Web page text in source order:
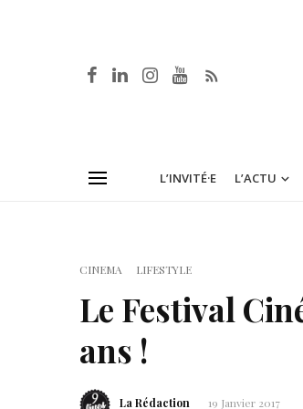
L’INVITÉ·E L’ACTU
CINEMA LIFESTYLE
Le Festival
ans !
La Rédaction 19 Janvier 2017